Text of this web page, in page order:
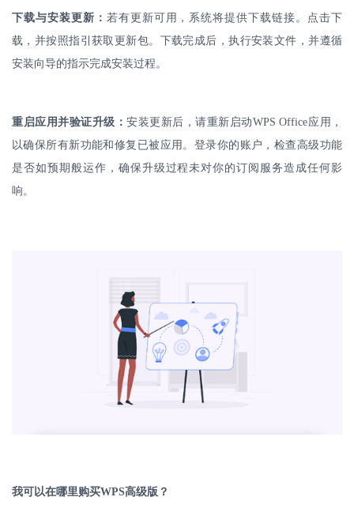
下载与安装更新： 若有更新可用，系统将提供下载链接。点击下
载，并按照指引获取更新包。下载完成后，执行安装文件，并遵循
安装向导的指示完成安装过程。
重启应用并验证升级：安装更新后，请重新启动WPS Office应用，
以确保所有新功能和修复已被应用。登录你的账户，检查高级功能
是否如预期般运作，确保升级过程未对你的订阅服务造成任何影
响。
我可以在哪里购买WPS高级版？